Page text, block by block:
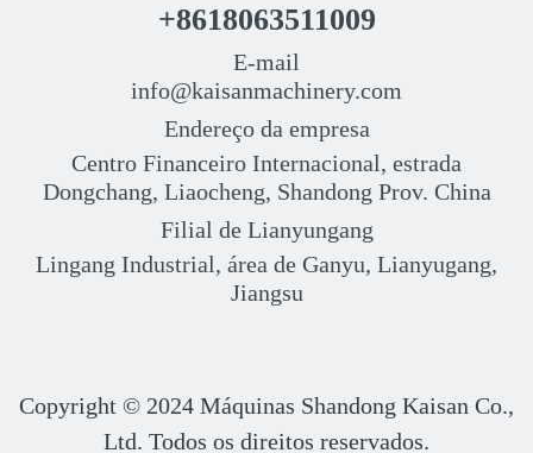
+8618063511009
E-mail
info@kaisanmachinery.com
Endereço da empresa
Centro Financeiro Internacional, estrada
Dongchang, Liaocheng, Shandong Prov. China
Filial de Lianyungang
Lingang Industrial, área de Ganyu, Lianyugang,
Jiangsu
Copyright © 2024 Máquinas Shandong Kaisan Co.,
Ltd. Todos os direitos reservados.